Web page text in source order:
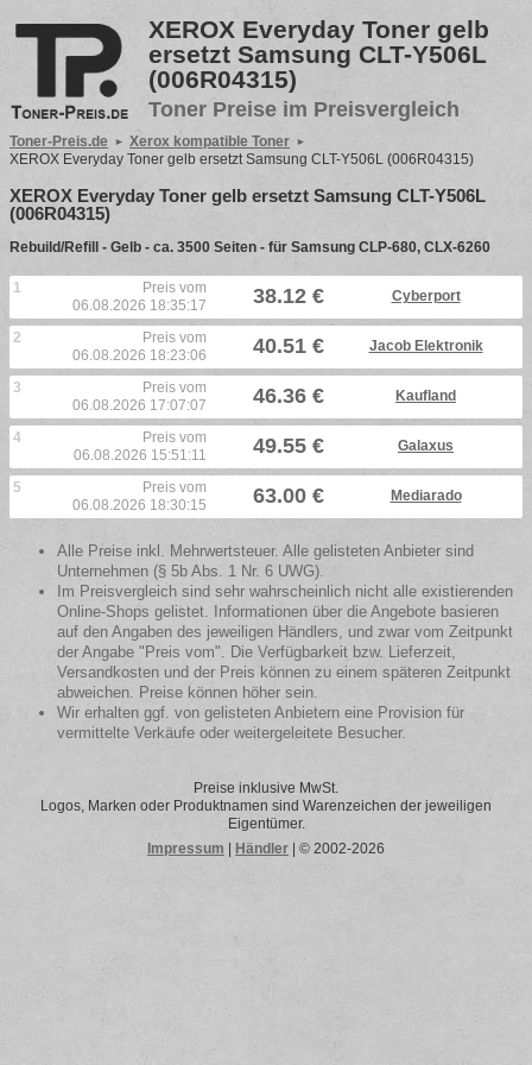
XEROX Everyday Toner gelb
ersetzt Samsung CLT-Y506L
(006R04315)
Toner Preise im Preisvergleich
Toner-Preis.de
Xerox kompatible Toner
XEROX Everyday Toner gelb ersetzt Samsung CLT-Y506L (006R04315)
XEROX Everyday Toner gelb ersetzt Samsung CLT-Y506L
(006R04315)
Rebuild/Refill - Gelb - ca. 3500 Seiten - für Samsung CLP-680, CLX-6260
1
Preis vom
06.08.2026 18:35:17
38.12 € Cyberport
2
Preis vom
06.08.2026 18:23:06
40.51 € Jacob Elektronik
3
Preis vom
06.08.2026 17:07:07
46.36 € Kaufland
4
Preis vom
06.08.2026 15:51:11
49.55 € Galaxus
5
Preis vom
06.08.2026 18:30:15
63.00 € Mediarado
Alle Preise inkl. Mehrwertsteuer. Alle gelisteten Anbieter sind
Unternehmen (§ 5b Abs. 1 Nr. 6 UWG).
Im Preisvergleich sind sehr wahrscheinlich nicht alle existierenden
Online-Shops gelistet. Informationen über die Angebote basieren
auf den Angaben des jeweiligen Händlers, und zwar vom Zeitpunkt
der Angabe "Preis vom". Die Verfügbarkeit bzw. Lieferzeit,
Versandkosten und der Preis können zu einem späteren Zeitpunkt
abweichen. Preise können höher sein.
Wir erhalten ggf. von gelisteten Anbietern eine Provision für
vermittelte Verkäufe oder weitergeleitete Besucher.
Preise inklusive MwSt.
Logos, Marken oder Produktnamen sind Warenzeichen der jeweiligen
Eigentümer.
Impressum
Händler | © 2002-2026